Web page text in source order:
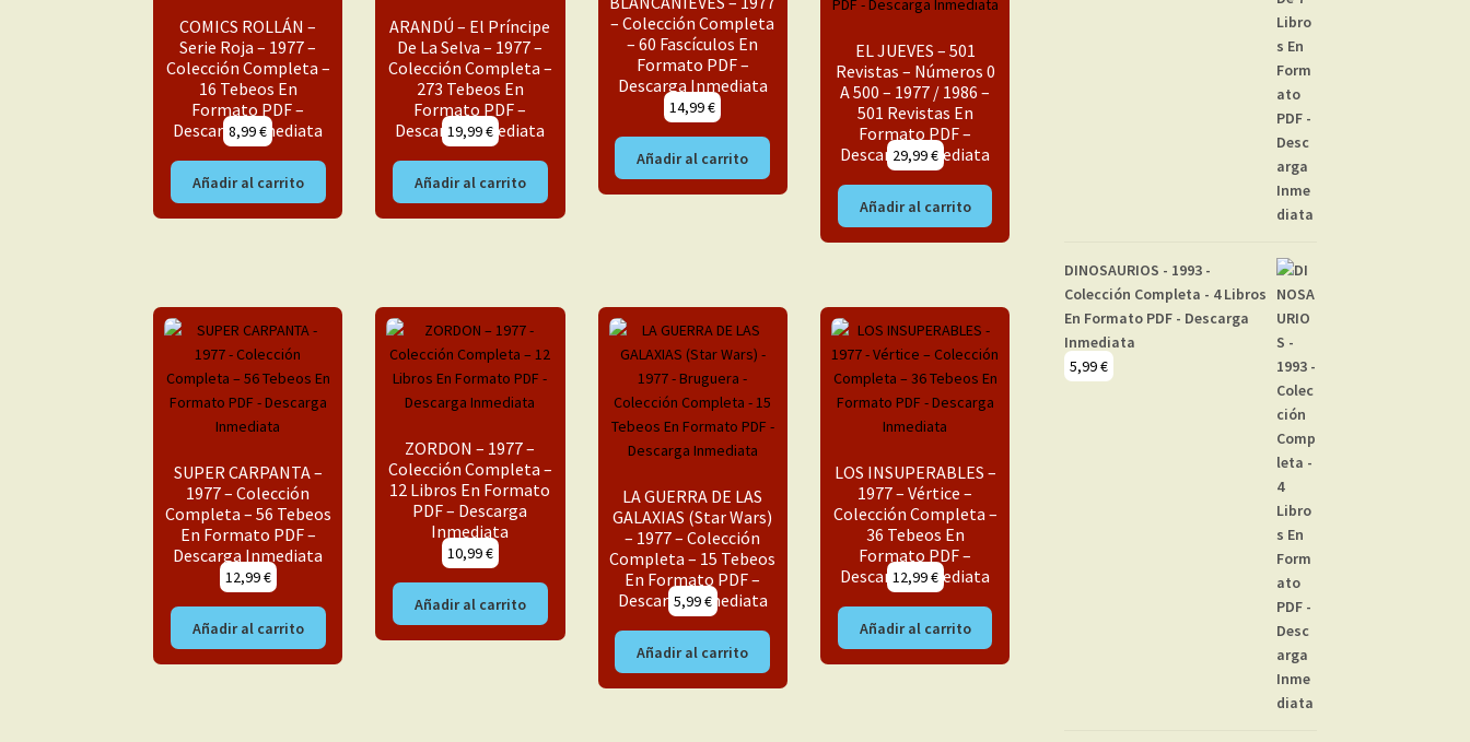
COMICS ROLLÁN –
Serie Roja – 1977 –
Colección Completa –
16 Tebeos En
Formato PDF –
Descarga Inmediata
8,99€
Añadir al carrito
ARANDÚ – El Príncipe
De La Selva – 1977 –
Colección Completa –
273 Tebeos En
Formato PDF –
Descarga Inmediata
19,99€
Añadir al carrito
– Colección Completa
– 60 Fascículos En
Formato PDF –
Descarga Inmediata
14,99€
Añadir al carrito
EL JUEVES – 501
Revistas – Números 0
A 500 – 1977 / 1986 –
501 Revistas En
Formato PDF –
Descarga Inmediata
29,99€
Añadir al carrito
SUPER CARPANTA –
1977 – Colección
Completa – 56 Tebeos
En Formato PDF –
Descarga Inmediata
12,99€
Añadir al carrito
ZORDON – 1977 –
Colección Completa –
12 Libros En Formato
PDF – Descarga
Inmediata
10,99€
Añadir al carrito
LA GUERRA DE LAS
GALAXIAS (Star Wars)
– 1977 – Colección
Completa – 15 Tebeos
En Formato PDF –
Descarga Inmediata
5,99€
Añadir al carrito
LOS INSUPERABLES –
1977 – Vértice –
Colección Completa –
36 Tebeos En
Formato PDF –
Descarga Inmediata
12,99€
Añadir al carrito
DINOSAURIOS - 1993 -
Colección Completa - 4 Libros
En Formato PDF - Descarga
Inmediata
5,99€